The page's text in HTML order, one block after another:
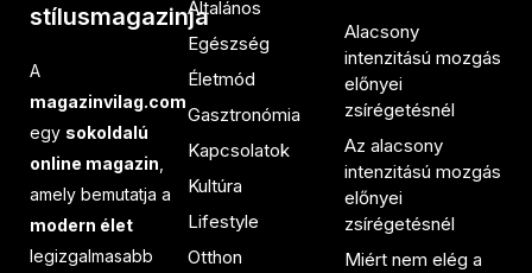
stílusmagazinja
A
magazinvilag.com
egy sokoldalú
online magazin
amely bemutatja a
modern élet
legizgalmasabb
Általános
Egészség
Életmód
Gasztronómia
Kapcsolatok
Kultúra
Lifestyle
Otthon
Alacsony
intenzitású mozgás
előnyei
zsírégetésnél
Az alacsony
intenzitású mozgás
előnyei
zsírégetésnél
Miért nem elég a